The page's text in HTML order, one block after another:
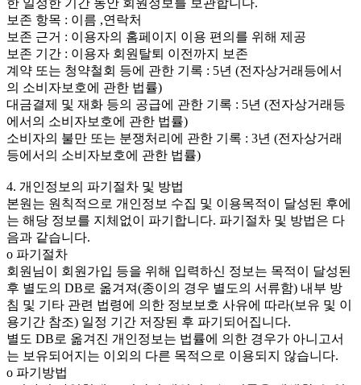
한 일정한 기간 동안 회원정보를 보관합니다.
보존 항목 : 이름 ,연락처
보존 근거 : 이용자의 홈페이지 이용 편의를 위해 제공
보존 기간 : 이용자 회원탈퇴 이전까지 보존
계약 또는 청약철회 등에 관한 기록 : 5년 (전자상거래등에서
의 소비자보호에 관한 법률)
대금결제 및 재화 등의 공급에 관한 기록 : 5년 (전자상거래등
에서의 소비자보호에 관한 법률)
소비자의 불만 또는 분쟁처리에 관한 기록 : 3년 (전자상거래
등에서의 소비자보호에 관한 법률)
4. 개인정보의 파기절차 및 방법
본원는 원칙적으로 개인정보 수집 및 이용목적이 달성된 후에
는 해당 정보를 지체없이 파기합니다. 파기절차 및 방법은 다
음과 같습니다.
ο 파기절차
회원님이 회원가입 등을 위해 입력하신 정보는 목적이 달성된
후 별도의 DB로 옮겨져(종이의 경우 별도의 서류함) 내부 방
침 및 기타 관련 법령에 의한 정보보호 사유에 따라(보유 및 이
용기간 참조) 일정 기간 저장된 후 파기되어집니다.
별도 DB로 옮겨진 개인정보는 법률에 의한 경우가 아니고서
는 보유되어지는 이외의 다른 목적으로 이용되지 않습니다.
ο 파기방법